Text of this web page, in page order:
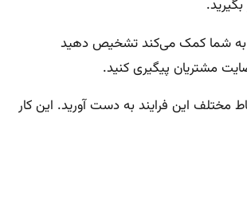
به شما کمک می‌کند تشخیص دهید
مشتریان پیگیری کنید.
مختلف این فرایند به دست آورید. این کار